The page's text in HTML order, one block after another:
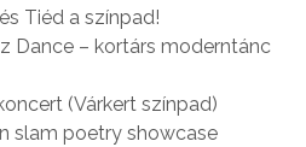
Tiéd a színpad!
Dance – kortárs moderntánc
(Várkert színpad)
slam poetry showcase